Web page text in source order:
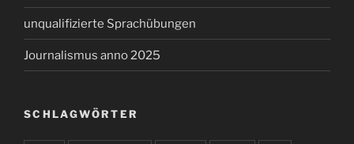
unqualifizierte Sprachübungen
Journalismus anno 2025
SCHLAGWÖRTER